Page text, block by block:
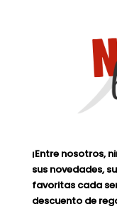
¡Entre nosotros,
sus novedades,
favoritas cada
descuento de